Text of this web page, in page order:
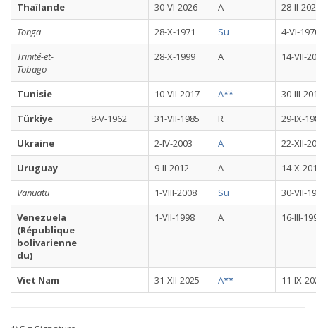
Thaïlande
30-VI-2026 A
28-II-
Tonga
28-X-1971 Su
4-VI-
Trinité-et-
Tobago
28-X-1999 A 14-VII-
Tunisie 10-VII-2017 A**
30-III-
Türkiye
8-V-1962 31-VII-1985 R
29-IX-
Ukraine
2-IV-2003 A
22-XII-
Uruguay
9-II-2012 A
14-X-
Vanuatu
1-VIII-2008 Su
30-VII-
Venezuela
(République
bolivarienne
du)
1-VII-1998 A 16-III-
Viet Nam 31-XII-2025 A** 11-IX-